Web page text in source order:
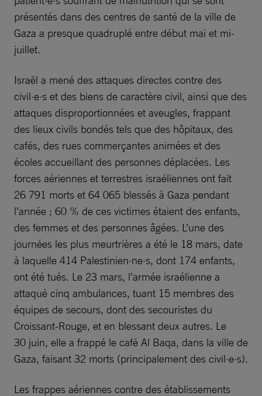
présentés dans des centres de santé de la ville de
Gaza a presque quadruplé entre début mai et mi-
juillet.
Israël a mené des attaques directes contre des
civil·e·s et des biens de caractère civil, ainsi que des
attaques disproportionnées et aveugles, frappant
des lieux civils bondés tels que des hôpitaux, des
cafés, des rues commerçantes animées et des
écoles accueillant des personnes déplacées. Les
forces aériennes et terrestres israéliennes ont fait
26 791 morts et 64 065 blessés à Gaza pendant
l’année ; 60 % de ces victimes étaient des enfants,
des femmes et des personnes âgées. L’une des
journées les plus meurtrières a été le 18 mars, date
à laquelle 414 Palestinien·ne·s, dont 174 enfants,
ont été tués. Le 23 mars, l’armée israélienne a
attaqué cinq ambulances, tuant 15 membres des
équipes de secours, dont des secouristes du
Croissant-Rouge, et en blessant deux autres. Le
30 juin, elle a frappé le café Al Baqa, dans la ville de
Gaza, faisant 32 morts (principalement des civil·e·s).
Les frappes aériennes contre des établissements